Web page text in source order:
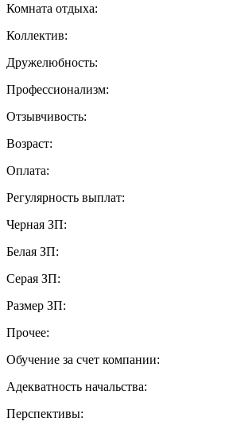
Комната отдыха:
Коллектив:
Дружелюбность:
Профессионализм:
Отзывчивость:
Возраст:
Оплата:
Регулярность выплат:
Черная ЗП:
Белая ЗП:
Серая ЗП:
Размер ЗП:
Прочее:
Обучение за счет компании:
Адекватность начальства:
Перспективы: